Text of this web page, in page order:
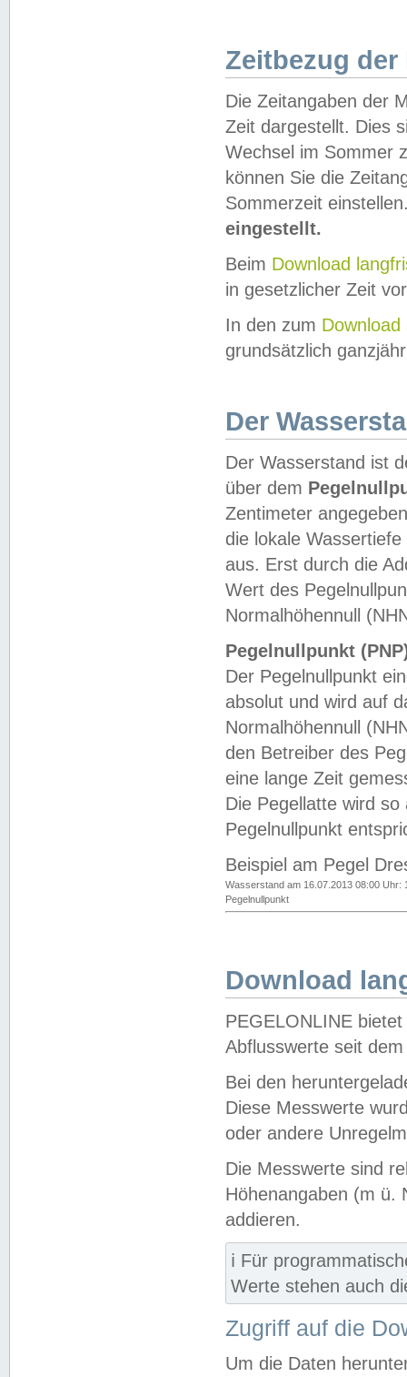
Zeitbezug der
Die Zeitangaben der
Zeit dargestellt. Dies
Wechsel im Sommer
können Sie die
Sommerzeit
eingestellt.
Beim Download
in gesetzlicher Zeit
In den zum Download
grundsätzlich
Der
Der Wasserstand ist
über dem
Zentimeter
die lokale
aus. Erst durch die
Wert des
Normalhöhennull
Pegelnullpunkt
Der Pegelnullpunkt
absolut und wird auf
Normalhöhennull
den Betreiber des
eine lange Zeit
Die Pegellatte wird
Pegelnullpunkt
Beispiel am Pegel
Wasserstand am 16.07.2013 08:00 Uhr:
Pegelnullpunkt
Download
PEGELONLINE
Abflusswerte seit
Bei den
Diese Messwerte
oder andere
Die Messwerte sind
Höhenangaben (m ü.
addieren.
ℹ️ Für
Werte stehen auch
Zugriff auf die
Um die Daten